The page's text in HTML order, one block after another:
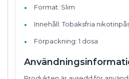
Format: Slim
Innehåll: Tobaksfria
Förpackning: 1 dosa